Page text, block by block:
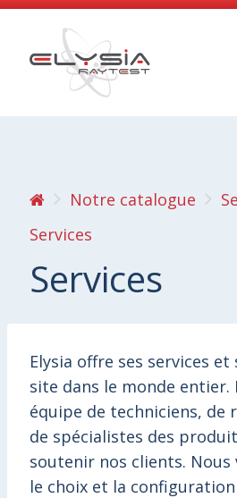
Notre catalogue
Services
Services
Elysia offre ses services
site dans le monde entier.
équipe de techniciens, de
de spécialistes des
soutenir nos clients. Nous
le choix et la configuration